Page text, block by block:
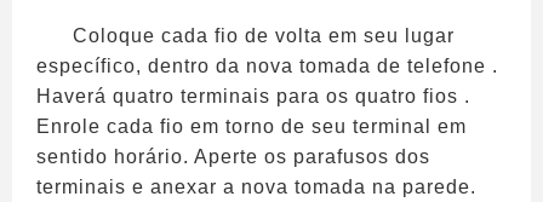
Coloque cada fio de volta em seu lugar
específico, dentro da nova tomada de telefone .
Haverá quatro terminais para os quatro fios .
Enrole cada fio em torno de seu terminal em
sentido horário. Aperte os parafusos dos
terminais e anexar a nova tomada na parede.